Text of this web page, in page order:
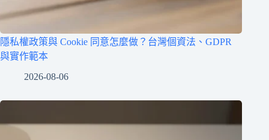
隱私權政策與 Cookie 同意怎麼做？台灣個資法、GDPR
與實作範本
2026-08-06